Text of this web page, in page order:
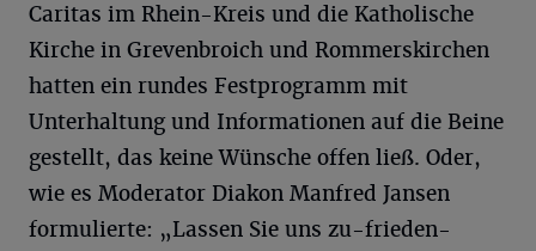
Caritas im Rhein-Kreis und die Katholische
Kirche in Grevenbroich und Rommerskirchen
hatten ein rundes Festprogramm mit
Unterhaltung und Informationen auf die Beine
gestellt, das keine Wünsche offen ließ. Oder,
wie es Moderator Diakon Manfred Jansen
formulierte: „Lassen Sie uns zu-frieden-